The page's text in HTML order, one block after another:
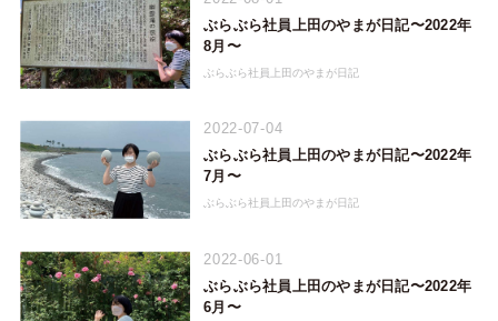
ぶらぶら社員上田のやまが日記〜2022年
8月〜
ぶらぶら社員上田のやまが日記
2022-07-04
ぶらぶら社員上田のやまが日記〜2022年
7月〜
ぶらぶら社員上田のやまが日記
2022-06-01
ぶらぶら社員上田のやまが日記〜2022年
6月〜